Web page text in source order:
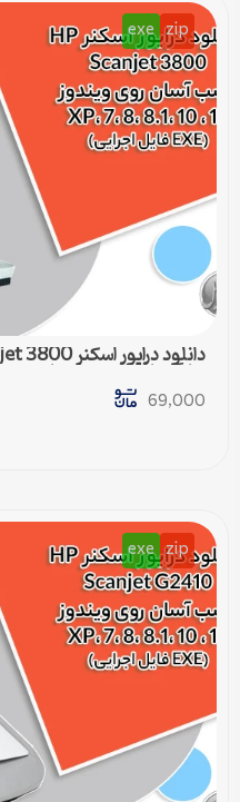
zip
exe
سازگار با تمام ویندوزها
69,000
zip
exe